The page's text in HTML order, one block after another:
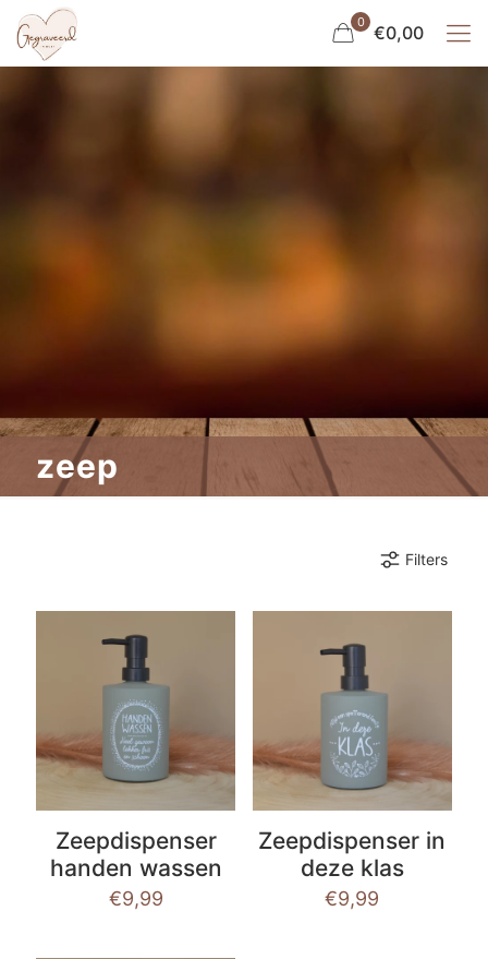
0 €0,00
zeep
Filters
Zeepdispenser
handen wassen
€9,99
Zeepdispenser in
deze klas
€9,99